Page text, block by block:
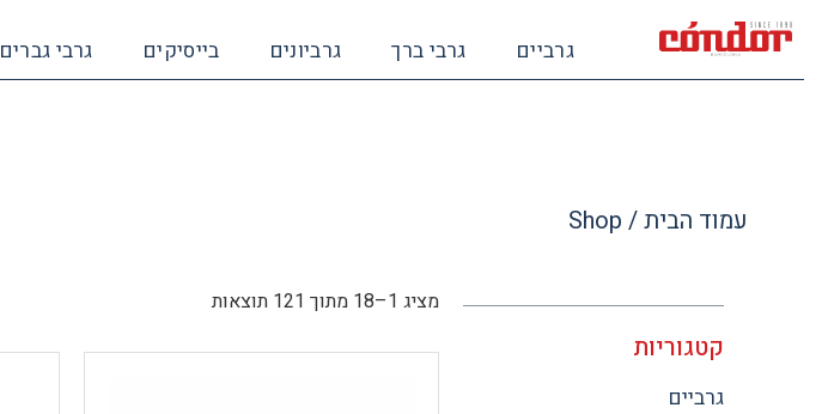
גרביים גרבי ברך גרביונים בייסיקים גרבי גברים
עמוד הבית/ Shop
קטגוריות
גרביים
מציג 1–18 מתוך 121 תוצאות